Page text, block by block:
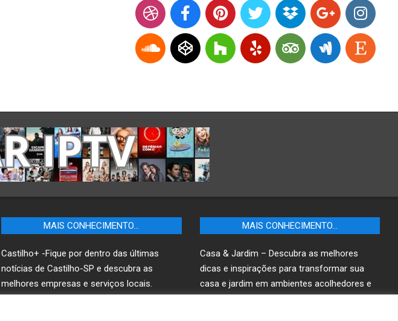
MAIS CONHECIMENTO…
Castilho+ -Fique por dentro das últimas
notícias de Castilho-SP e descubra as
melhores empresas e serviços locais.
MAIS CONHECIMENTO…
Casa & Jardim – Descubra as melhores
dicas e inspirações para transformar sua
casa e jardim em ambientes acolhedores e